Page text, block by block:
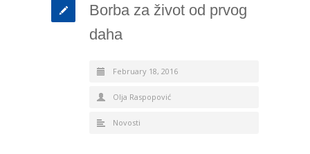
Borba za život od prvog
daha
February 18, 2016
Olja Raspopović
Novosti